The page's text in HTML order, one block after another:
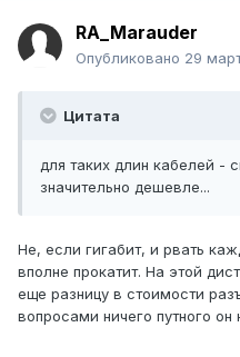
RA_Marauder
Опубликовано 29
Цитата
для таких длин кабелей -
значительно дешевле...
Не, если гигабит, и рвать
вполне прокатит. На этой
еще разницу в стоимости
вопросами ничего путного он